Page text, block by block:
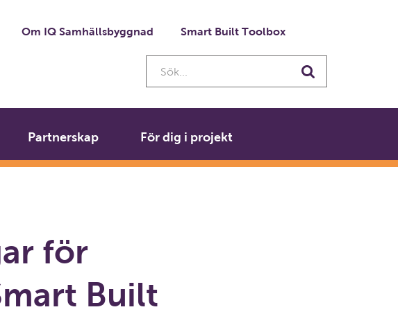
Om IQ Samhällsbyggnad Smart Built Toolbox
Sök
Partnerskap För dig i projekt
för
Built